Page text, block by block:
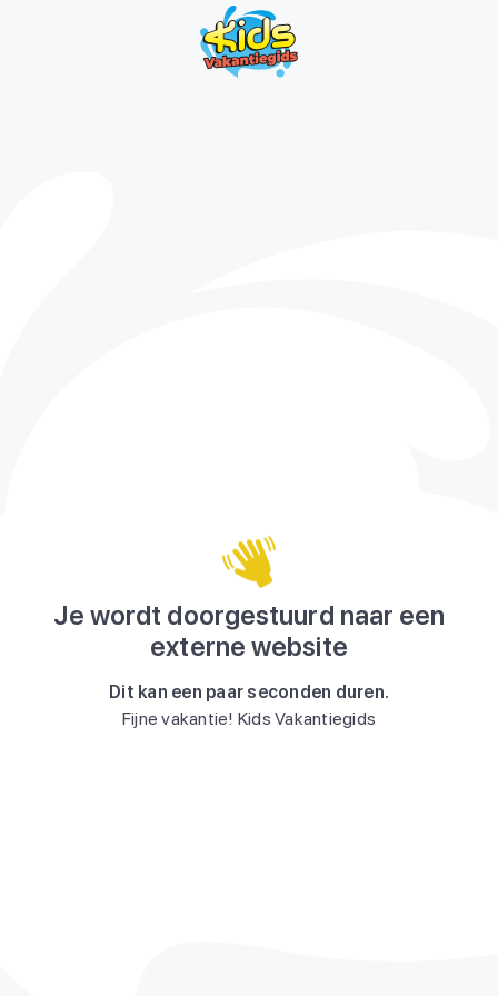
Je wordt doorgestuurd naar een
externe website
Dit kan een paar seconden duren.
Fijne vakantie! Kids Vakantiegids